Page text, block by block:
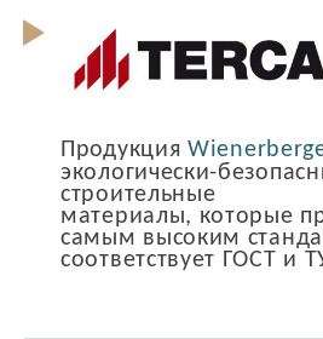
Продукция
экологически-
строительные
материалы, которые
самым высоким
соответствует ГОСТ и